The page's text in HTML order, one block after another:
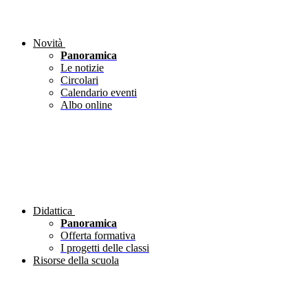
Novità
Panoramica
Le notizie
Circolari
Calendario eventi
Albo online
Didattica
Panoramica
Offerta formativa
I progetti delle classi
Risorse della scuola